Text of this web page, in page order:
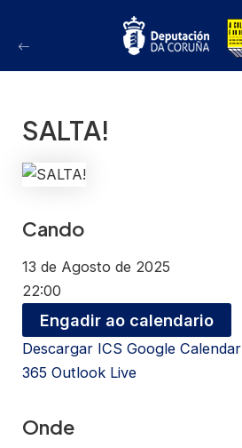
SALTA!
Cando
13 de Agosto de 2025
22:00
Engadir ao calendario
Descargar ICS Google Calendar
365 Outlook Live
Onde